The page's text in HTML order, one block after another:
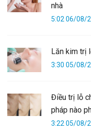
nhà
5:02 06/08/
Lăn kim trị
3:30 05/08/
Điều trị lỗ
pháp nào
3:22 05/08/